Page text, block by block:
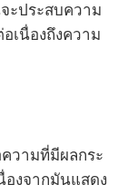
ะประสบความ
เนื่องถึงความ
วามที่มีผลกระ
องจากมันแสดง